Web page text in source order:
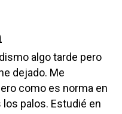
algo tarde pero
dejado. Me
como es norma en
palos. Estudié en